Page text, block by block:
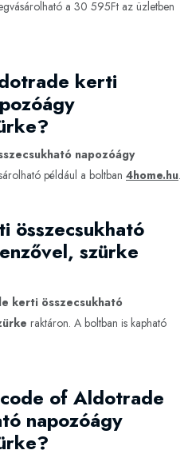
a 30 595Ft az üzletben
kerti
napozóágy
például a boltban 4home.hu.
összecsukható
szürke
kerti összecsukható
raktáron. A boltban is kapható
of Aldotrade
napozóágy